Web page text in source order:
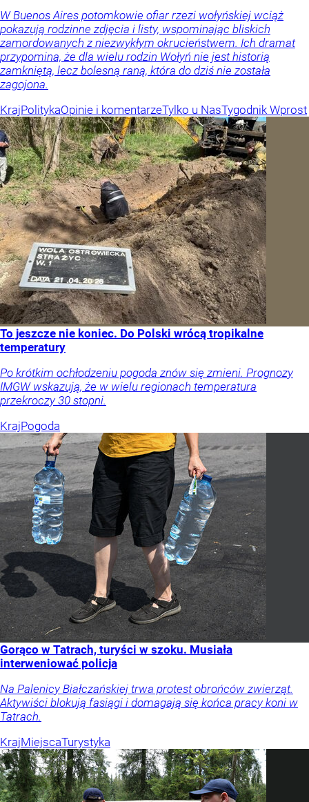
W Buenos Aires potomkowie ofiar rzezi wołyńskiej wciąż
pokazują rodzinne zdjęcia i listy, wspominając bliskich
zamordowanych z niezwykłym okrucieństwem. Ich dramat
przypomina, że dla wielu rodzin Wołyń nie jest historią
zamkniętą, lecz bolesną raną, która do dziś nie została
zagojona.
KrajPolitykaOpinie i komentarzeTylko u NasTygodnik Wprost
To jeszcze nie koniec. Do Polski wrócą tropikalne
temperatury
Po krótkim ochłodzeniu pogoda znów się zmieni. Prognozy
IMGW wskazują, że w wielu regionach temperatura
przekroczy 30 stopni.
KrajPogoda
Gorąco w Tatrach, turyści w szoku. Musiała
interweniować policja
Na Palenicy Białczańskiej trwa protest obrońców zwierząt.
Aktywiści blokują fasiągi i domagają się końca pracy koni w
Tatrach.
KrajMiejscaTurystyka